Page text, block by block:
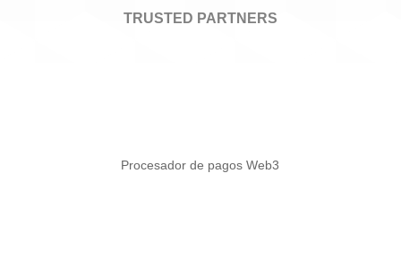
TRUSTED PARTNERS
Procesador de pagos Web3